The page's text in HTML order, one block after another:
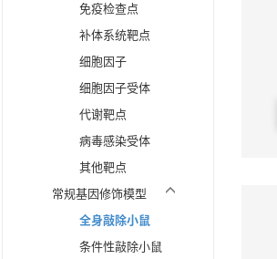
免疫检查点
补体系统靶点
细胞因子
细胞因子受体
代谢靶点
病毒感染受体
其他靶点
常规基因修饰模型
全身敲除小鼠
条件性敲除小鼠